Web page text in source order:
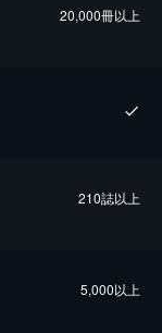
20,000冊以上
210誌以上
5,000以上